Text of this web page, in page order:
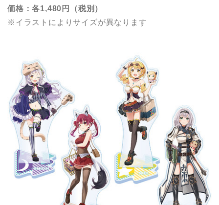
価格：各1,480円（税別）
※イラストによりサイズが異なります